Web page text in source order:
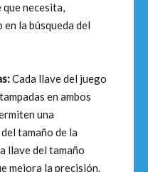
necesita,
la búsqueda del
Cada llave del juego
en ambos
una
tamaño de la
llave del tamaño
mejora la precisión.